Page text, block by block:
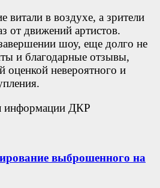
витали в воздухе, а зрители
от движений артистов.
шоу, еще долго не
и благодарные отзывы,
оценкой невероятного и
информации ДКР
выброшенного на